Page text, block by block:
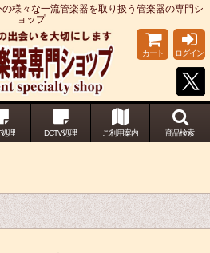
様々な一流管楽器を取り扱う管楽器の専門シ
ョップ
カート ログイン
理 DCTV処理 ご利用案内 商品検索